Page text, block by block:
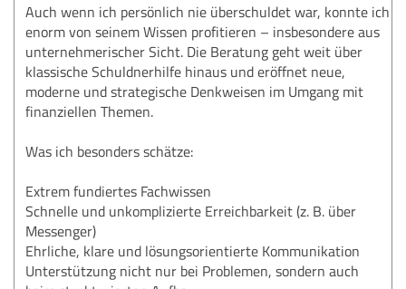
Auch wenn ich persönlich nie überschuldet war, konnte ich
enorm von seinem Wissen profitieren – insbesondere aus
unternehmerischer Sicht. Die Beratung geht weit über
klassische Schuldnerhilfe hinaus und eröffnet neue,
moderne und strategische Denkweisen im Umgang mit
finanziellen Themen.
Was ich besonders schätze:
Extrem fundiertes Fachwissen
Schnelle und unkomplizierte Erreichbarkeit (z. B. über
Messenger)
Ehrliche, klare und lösungsorientierte Kommunikation
Unterstützung nicht nur bei Problemen, sondern auch